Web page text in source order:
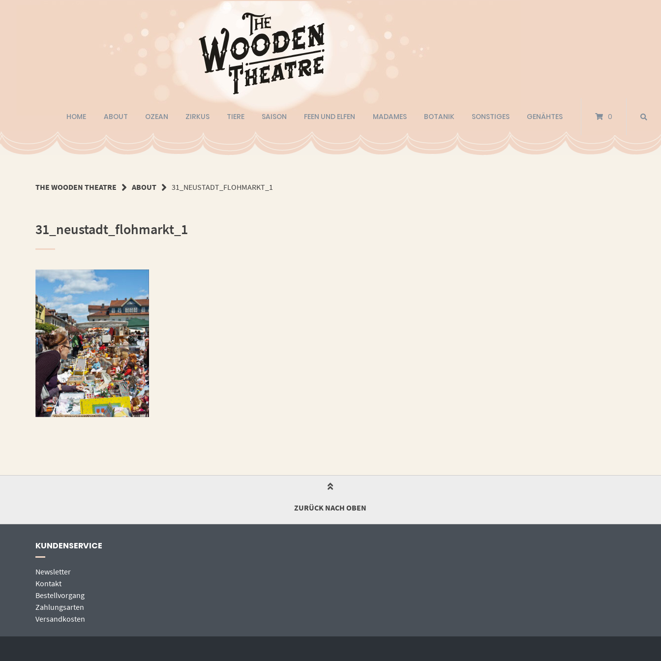
HOME ABOUT OZEAN ZIRKUS TIERE SAISON FEEN UND ELFEN MADAMES BOTANIK SONSTIGES GENÄHTES 0
THE WOODEN THEATRE ABOUT 31_NEUSTADT_FLOHMARKT_1
31_neustadt_flohmarkt_1
ZURÜCK NACH OBEN
KUNDENSERVICE
Newsletter
Kontakt
Bestellvorgang
Zahlungsarten
Versandkosten